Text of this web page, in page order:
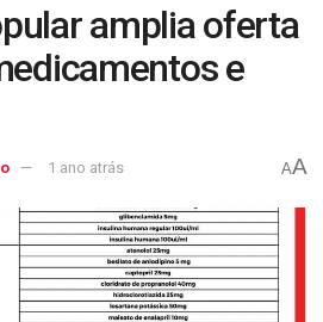
amplia oferta
e
1 ano atrás AA